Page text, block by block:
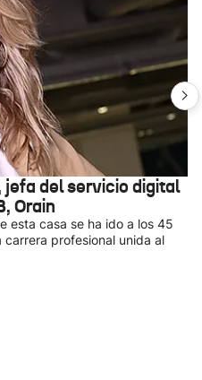
del servicio digital
Orain
esta casa se ha ido a los 45
profesional unida al